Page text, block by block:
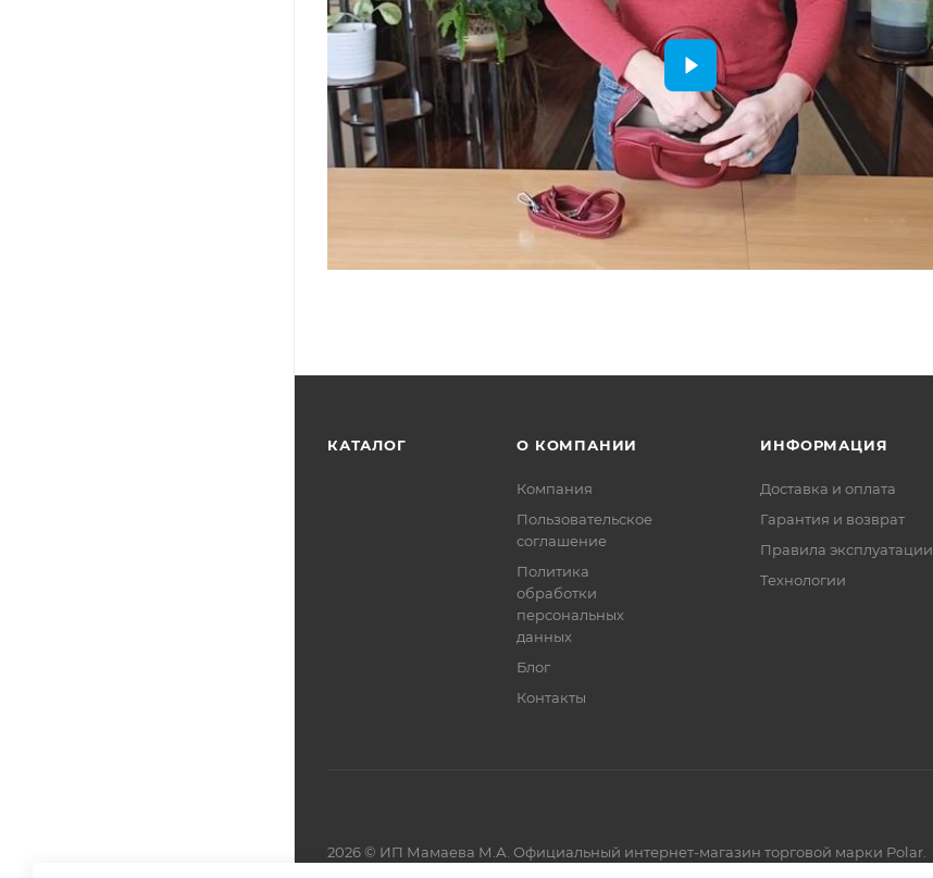
КАТАЛОГ О КОМПАНИИ
Компания
Пользовательское
соглашение
Политика
обработки
персональных
данных
Блог
Контакты
ИНФОРМАЦИЯ
Доставка и оплата
Гарантия и возврат
Правила эксплуатации
Технологии
2026 © ИП Мамаева М.А. Официальный интернет-магазин торговой марки Polar.